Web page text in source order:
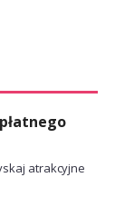
atrakcyjne